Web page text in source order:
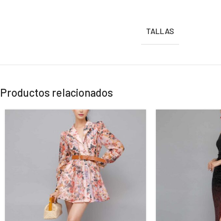
TALLAS
Productos relacionados